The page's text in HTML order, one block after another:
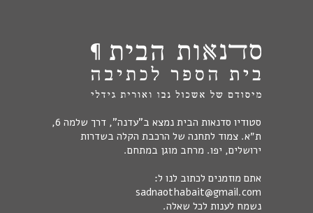
סטודיו סדנאות הבית נמצא ב"עדנה", דרך שלמה 6,
ת״א. צמוד לתחנה של הרכבת הקלה בשדרות
ירושלים, יפו. מרחב מוגן במתחם.
אתם מוזמנים לכתוב לנו ל:
sadnaothabait@gmail.com
נשמח לענות לכל שאלה.